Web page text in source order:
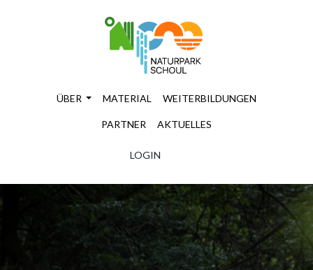
ÜBER MATERIAL WEITERBILDUNGEN
PARTNER AKTUELLES
LOGIN